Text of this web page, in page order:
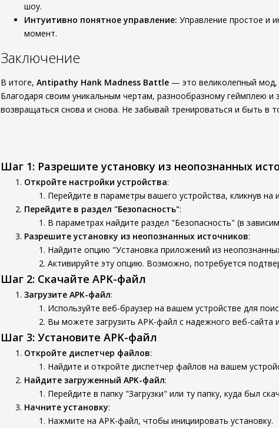
шоу.
Интуитивно понятное управление: Управление простое и
момент.
Заключение
В итоге, Antipathy Hank Madness Battle — это великолепный
Благодаря своим уникальным чертам, разнообразному геймплею и
возвращаться снова и снова. Не забывай тренироваться и быть в
Шаг 1: Разрешите установку из неопознанных
Откройте настройки устройства:
Перейдите в параметры вашего устройства, кликнув на
Перейдите в раздел "Безопасность":
В параметрах найдите раздел "Безопасность" (в
Разрешите установку из неопознанных источников:
Найдите опцию "Установка приложений из
Активируйте эту опцию. Возможно, потребуется
Шаг 2: Скачайте APK-файл
Загрузите APK-файл:
Используйте веб-браузер на вашем устройстве для
Вы можете загрузить APK-файл с надежного веб-сайта
Шаг 3: Установите APK-файл
Откройте диспетчер файлов:
Найдите и откройте диспетчер файлов на вашем
Найдите загруженный APK-файл:
Перейдите в папку "Загрузки" или ту папку, куда был
Начните установку:
Нажмите на APK-файл, чтобы инициировать установку.